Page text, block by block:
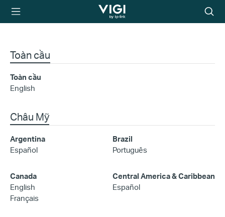
TP-Link, Reliably
Biểu
tượng
Toàn cầu
Toàn cầu
English
Châu Mỹ
Argentina
Español
Brazil
Português
Canada
English
Français
Central America & Caribbean
Español